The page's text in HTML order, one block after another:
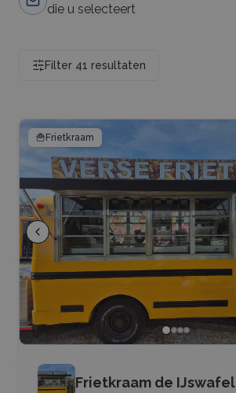
die u selecteert
Filter 41 resultaten
🍟Frietkraam
Frietkraam de IJswafel